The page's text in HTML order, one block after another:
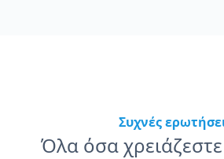
Συχνές
Όλα όσα